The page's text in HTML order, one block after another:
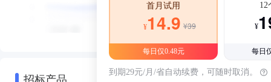
招标产品
首月试用
¥14.9 ¥39
每日仅0.48元
12
¥
每日
到期29元/月/省自动续费，可随时取消。